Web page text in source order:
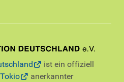
ist ein offiziell
anerkannter